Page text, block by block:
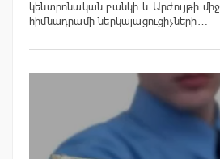
կենտրոնական բանկի և Արժույթի
հիմնադրամի ներկայացուցիչների…